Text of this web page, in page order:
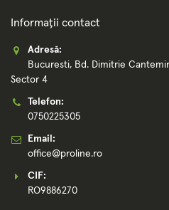
Informații contact
Adresă:
Bucuresti, Bd. Dimitrie
Sector 4
Telefon:
0750225305
Email:
office@proline.ro
CIF:
RO9886270